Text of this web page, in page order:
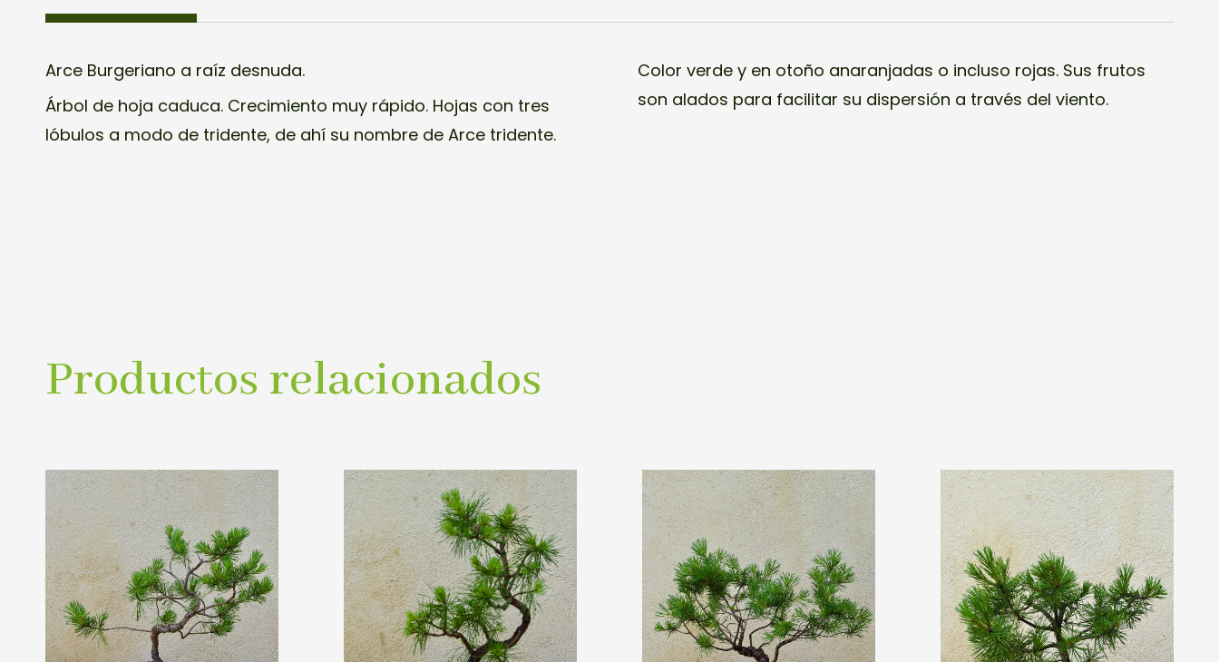
Arce Burgeriano a raíz desnuda.
Árbol de hoja caduca. Crecimiento muy rápido. Hojas con tres
lóbulos a modo de tridente, de ahí su nombre de Arce tridente.
Color verde y en otoño anaranjadas o incluso rojas. Sus frutos
son alados para facilitar su dispersión a través del viento.
Productos relacionados